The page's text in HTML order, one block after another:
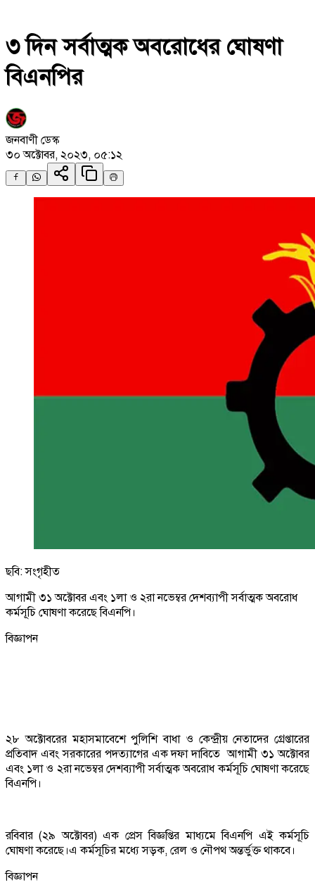
৩ দিন সর্বাত্মক অবরোধের ঘোষণা
বিএনপির
জনবাণী ডেস্ক
৩০ অক্টোবর, ২০২৩, ০৫:১২
ছবি: সংগৃহীত
আগামী ৩১ অক্টোবর এবং ১লা ও ২রা নভেম্বর দেশব্যাপী সর্বাত্মক অবরোধ
কর্মসূচি ঘোষণা করেছে বিএনপি।
বিজ্ঞাপন
২৮ অক্টোবরের মহাসমাবেশে পুলিশি বাধা ও কেন্দ্রীয় নেতাদের গ্রেপ্তারের
প্রতিবাদ এবং সরকারের পদত্যাগের এক দফা দাবিতে আগামী ৩১ অক্টোবর
এবং ১লা ও ২রা নভেম্বর দেশব্যাপী সর্বাত্মক অবরোধ কর্মসূচি ঘোষণা করেছে
বিএনপি।
রবিবার (২৯ অক্টোবর) এক প্রেস বিজ্ঞপ্তির মাধ্যমে বিএনপি এই কর্মসূচি
ঘোষণা করেছে।এ কর্মসূচির মধ্যে সড়ক, রেল ও নৌপথ অন্তর্ভুক্ত থাকবে।
বিজ্ঞাপন